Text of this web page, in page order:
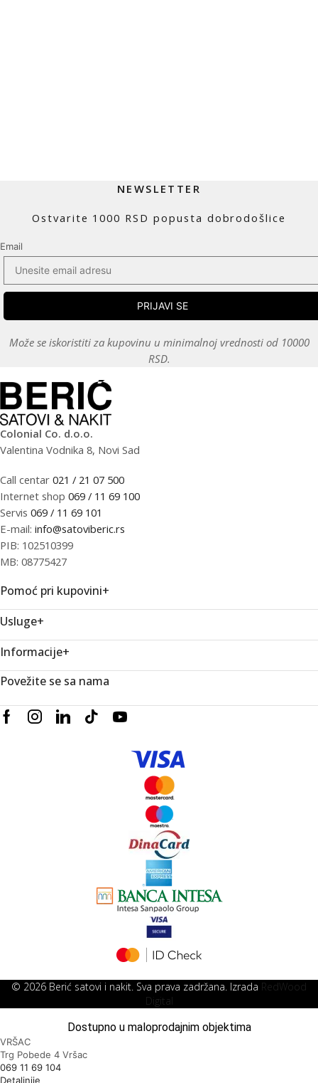
NEWSLETTER
Ostvarite 1000 RSD popusta dobrodošlice
Email
Može se iskoristiti za kupovinu u minimalnoj vrednosti od 10000
RSD.
Colonial Co. d.o.o.
Valentina Vodnika 8, Novi Sad
Call centar 021 / 21 07 500
Internet shop 069 / 11 69 100
Servis 069 / 11 69 101
E-mail: info@satoviberic.rs
PIB: 102510399
MB: 08775427
Pomoć pri kupovini+
Usluge+
Informacije+
Povežite se sa nama
Facebook
Instagram
Linkedin
Tik-Youtube
© 2026 Berić satovi i nakit. Sva prava zadržana. Izrada RedWood
Digital
Dostupno u maloprodajnim objektima
VRŠAC
Trg Pobede 4 Vršac
069 11 69 104
Detaljnije